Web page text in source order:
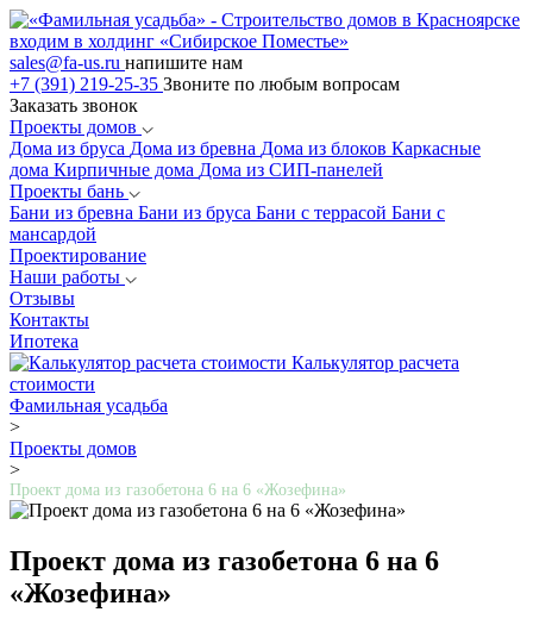
входим в холдинг «Сибирское Поместье»
sales@fa-us.ru напишите нам
+7 (391) 219-25-35 Звоните по любым вопросам
Заказать звонок
Проекты домов
Дома из бруса Дома из бревна Дома из блоков Каркасные
дома Кирпичные дома Дома из СИП-панелей
Проекты бань
Бани из бревна Бани из бруса Бани с террасой Бани с
мансардой
Проектирование
Наши работы
Отзывы
Контакты
Ипотека
Калькулятор расчета
стоимости
Фамильная усадьба
>
Проекты домов
>
Проект дома из газобетона 6 на 6 «Жозефина»
Проект дома из газобетона 6 на 6
«Жозефина»